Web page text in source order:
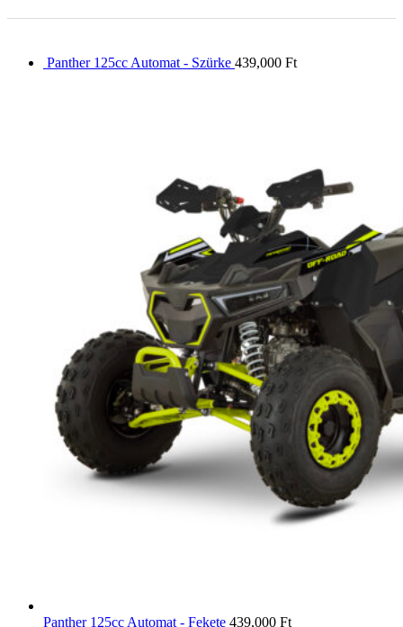
Panther 125cc Automat - Szürke 439,000 Ft
Panther 125cc Automat - Fekete 439,000 Ft